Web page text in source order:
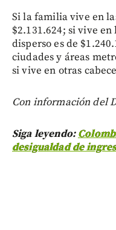
Si la familia vive en
$2.131.624; si vive
disperso es de
ciudades y áreas
si vive en otras
Con información del
Siga leyendo:
desigualdad de